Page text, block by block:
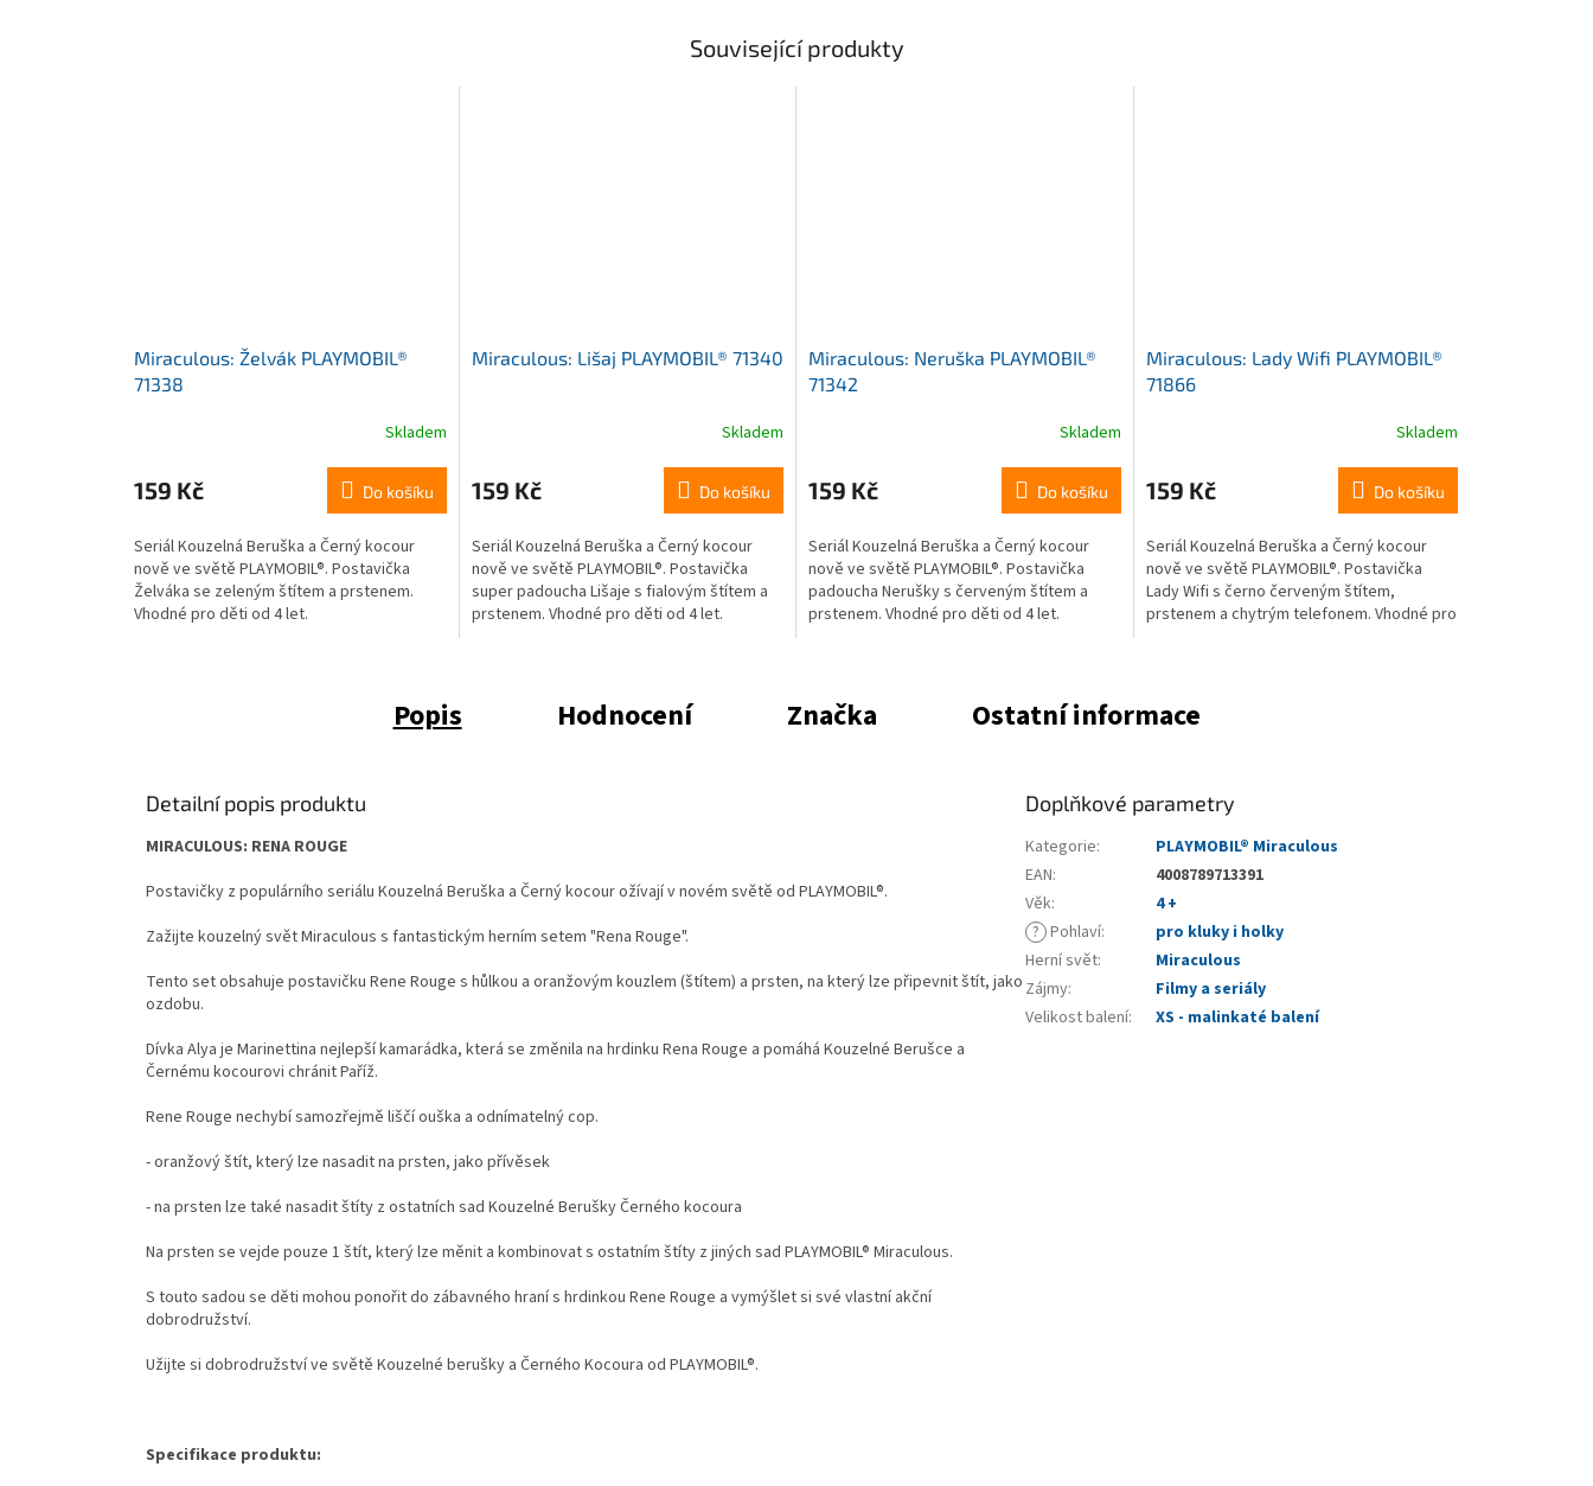
Související produkty
Miraculous: Želvák PLAYMOBIL®
71338
Skladem
159 Kč Do košíku
Seriál Kouzelná Beruška a Černý kocour
nově ve světě PLAYMOBIL®. Postavička
Želváka se zeleným štítem a prstenem.
Vhodné pro děti od 4 let.
Miraculous: Lišaj PLAYMOBIL® 71340
Skladem
159 Kč Do košíku
Seriál Kouzelná Beruška a Černý kocour
nově ve světě PLAYMOBIL®. Postavička
super padoucha Lišaje s fialovým štítem a
prstenem. Vhodné pro děti od 4 let.
Miraculous: Neruška PLAYMOBIL®
71342
Skladem
159 Kč Do košíku
Seriál Kouzelná Beruška a Černý kocour
nově ve světě PLAYMOBIL®. Postavička
padoucha Nerušky s červeným štítem a
prstenem. Vhodné pro děti od 4 let.
Miraculous: Lady Wifi PLAYMOBIL®
71866
Skladem
159 Kč Do košíku
Seriál Kouzelná Beruška a Černý kocour
nově ve světě PLAYMOBIL®. Postavička
Lady Wifi s černo červeným štítem,
prstenem a chytrým telefonem. Vhodné pro
Popis Hodnocení Značka Ostatní informace
Detailní popis produktu
MIRACULOUS: RENA ROUGE
Postavičky z populárního seriálu Kouzelná Beruška a Černý kocour ožívají v novém světě od PLAYMOBIL®.
Zažijte kouzelný svět Miraculous s fantastickým herním setem "Rena Rouge".
Tento set obsahuje postavičku Rene Rouge s hůlkou a oranžovým kouzlem (štítem) a prsten, na který lze připevnit štít, jako
ozdobu.
Dívka Alya je Marinettina nejlepší kamarádka, která se změnila na hrdinku Rena Rouge a pomáhá Kouzelné Berušce a
Černému kocourovi chránit Paříž.
Rene Rouge nechybí samozřejmě liščí ouška a odnímatelný cop.
- oranžový štít, který lze nasadit na prsten, jako přívěsek
- na prsten lze také nasadit štíty z ostatních sad Kouzelné Berušky Černého kocoura
Na prsten se vejde pouze 1 štít, který lze měnit a kombinovat s ostatním štíty z jiných sad PLAYMOBIL® Miraculous.
S touto sadou se děti mohou ponořit do zábavného hraní s hrdinkou Rene Rouge a vymýšlet si své vlastní akční
dobrodružství.
Užijte si dobrodružství ve světě Kouzelné berušky a Černého Kocoura od PLAYMOBIL®.
Specifikace produktu:
Doplňkové parametry
Kategorie:
PLAYMOBIL® Miraculous
EAN:
4008789713391
Věk:
4 +
? Pohlaví:
pro kluky i holky
Herní svět:
Miraculous
Zájmy:
Filmy a seriály
Velikost balení: XS - malinkaté balení